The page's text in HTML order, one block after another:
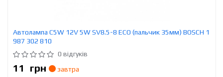
Автолампа C5W 12V 5W SV8.5-8 ECO (пальчик 35мм) BOSCH 1
987 302 810
0 відгуків
11 грн
завтра